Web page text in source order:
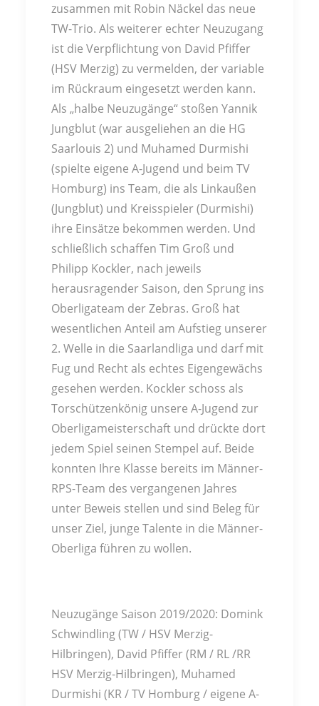
zusammen mit Robin Näckel das neue
TW-Trio. Als weiterer echter Neuzugang
ist die Verpflichtung von David Pfiffer
(HSV Merzig) zu vermelden, der variable
im Rückraum eingesetzt werden kann.
Als „halbe Neuzugänge“ stoßen Yannik
Jungblut (war ausgeliehen an die HG
Saarlouis 2) und Muhamed Durmishi
(spielte eigene A-Jugend und beim TV
Homburg) ins Team, die als Linkaußen
(Jungblut) und Kreisspieler (Durmishi)
ihre Einsätze bekommen werden. Und
schließlich schaffen Tim Groß und
Philipp Kockler, nach jeweils
herausragender Saison, den Sprung ins
Oberligateam der Zebras. Groß hat
wesentlichen Anteil am Aufstieg unserer
2. Welle in die Saarlandliga und darf mit
Fug und Recht als echtes Eigengewächs
gesehen werden. Kockler schoss als
Torschützenkönig unsere A-Jugend zur
Oberligameisterschaft und drückte dort
jedem Spiel seinen Stempel auf. Beide
konnten Ihre Klasse bereits im Männer-
RPS-Team des vergangenen Jahres
unter Beweis stellen und sind Beleg für
unser Ziel, junge Talente in die Männer-
Oberliga führen zu wollen.
Neuzugänge Saison 2019/2020: Domink
Schwindling (TW / HSV Merzig-
Hilbringen), David Pfiffer (RM / RL /RR
HSV Merzig-Hilbringen), Muhamed
Durmishi (KR / TV Homburg / eigene A-